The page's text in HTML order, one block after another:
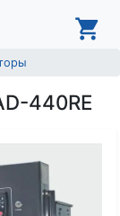
440RE